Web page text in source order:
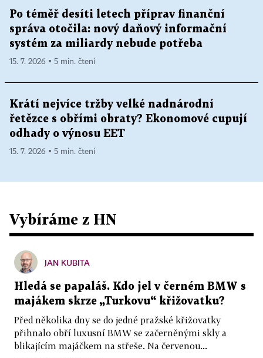
Po téměř desíti letech příprav finanční
správa otočila: nový daňový informační
systém za miliardy nebude potřeba
15. 7. 2026 ▪ 5 min. čtení
Krátí nejvíce tržby velké nadnárodní
řetězce s obřími obraty? Ekonomové cupují
odhady o výnosu EET
15. 7. 2026 ▪ 5 min. čtení
Vybíráme z HN
JAN KUBITA
Hledá se papaláš. Kdo jel v černém BMW s
majákem skrze „Turkovu“ křižovatku?
Před několika dny se do jedné pražské křižovatky
přihnalo obří luxusní BMW se začerněnými skly a
blikajícím majáčkem na střeše. Na červenou...